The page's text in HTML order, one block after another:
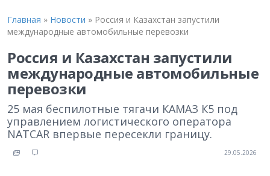
Главная » Новости » Россия и Казахстан запустили
международные автомобильные перевозки
Россия и Казахстан запустили
международные автомобильные
перевозки
25 мая беспилотные тягачи КАМАЗ К5 под
управлением логистического оператора
NATCAR впервые пересекли границу.
29.05.2026